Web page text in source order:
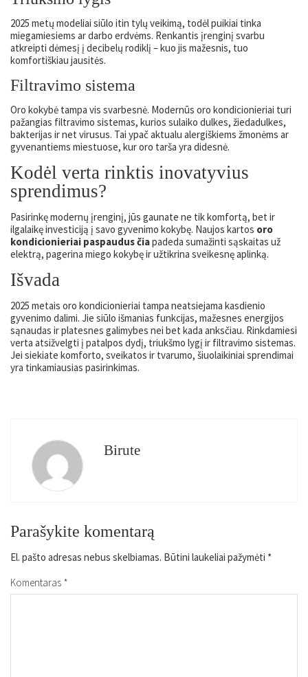
2025 metų modeliai siūlo itin tylų veikimą, todėl puikiai tinka
miegamiesiems ar darbo erdvėms. Renkantis įrenginį svarbu
atkreipti dėmesį į decibelų rodiklį – kuo jis mažesnis, tuo
komfortiškiau jausitės.
Filtravimo sistema
Oro kokybė tampa vis svarbesnė. Modernūs oro kondicionieriai turi
pažangias filtravimo sistemas, kurios sulaiko dulkes, žiedadulkes,
bakterijas ir net virusus. Tai ypač aktualu alergiškiems žmonėms ar
gyvenantiems miestuose, kur oro tarša yra didesnė.
Kodėl verta rinktis inovatyvius
sprendimus?
Pasirinkę modernų įrenginį, jūs gaunate ne tik komfortą, bet ir
ilgalaikę investiciją į savo gyvenimo kokybę. Naujos kartos oro
kondicionieriai paspaudus čiapadeda sumažinti sąskaitas už
elektrą, pagerina miego kokybę ir užtikrina sveikesnę aplinką.
Išvada
2025 metais oro kondicionieriai tampa neatsiejama kasdienio
gyvenimo dalimi. Jie siūlo išmanias funkcijas, mažesnes energijos
sąnaudas ir platesnes galimybes nei bet kada anksčiau. Rinkdamiesi
verta atsižvelgti į patalpos dydį, triukšmo lygį ir filtravimo sistemas.
Jei siekiate komforto, sveikatos ir tvarumo, šiuolaikiniai sprendimai
yra tinkamiausias pasirinkimas.
Birute
Parašykite komentarą
El. pašto adresas nebus skelbiamas. Būtini laukeliai pažymėti *
Komentaras *